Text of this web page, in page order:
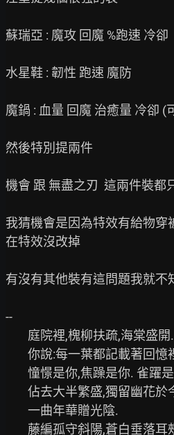
蘇瑞亞 : 魔攻 回魔 %跑速 冷卻
水星鞋 : 韌性 跑速 魔防
魔鍋 : 血量 回魔 治癒量 冷卻 (
然後特別提兩件
機會 跟 無盡之刃  這兩件裝都
我猜機會是因為特效有給物穿
在特效沒改掉
有沒有其他裝有這問題我就不
--